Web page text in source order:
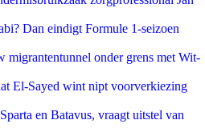
Dan eindigt Formule 1-seizoen
onder grens met Wit-
El-Sayed wint nipt voorverkiezing
en Batavus, vraagt uitstel van